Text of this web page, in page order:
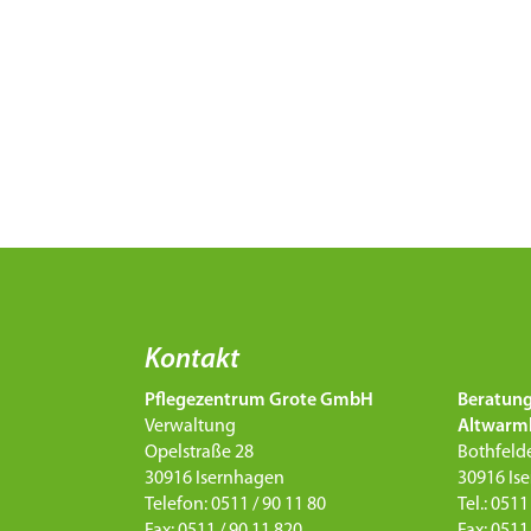
Kontakt
Pflegezentrum Grote GmbH
Verwaltung
Opelstraße 28
30916 Isernhagen
Telefon: 0511 / 90 11 80
30916
Tel.: